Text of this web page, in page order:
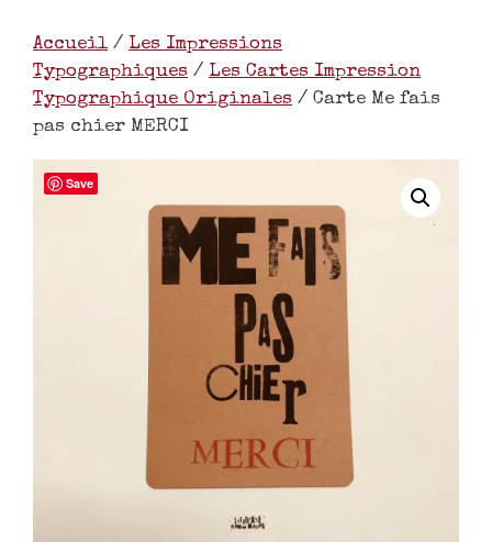
Accueil/ Les Impressions
Typographiques / Les Cartes Impression
Typographique Originales / Carte Me fais
pas chier MERCI
Save